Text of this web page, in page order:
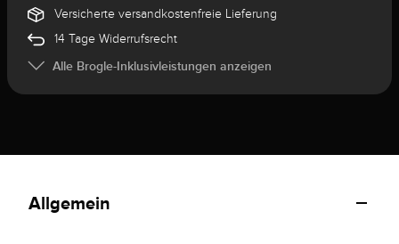
Versicherte versandkostenfreie Lieferung
14 Tage Widerrufsrecht
Alle Brogle-Inklusivleistungen anzeigen
Allgemein